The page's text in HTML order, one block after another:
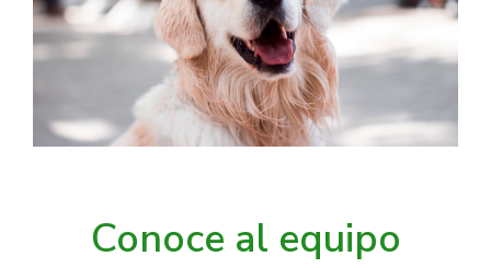
Conoce al equipo